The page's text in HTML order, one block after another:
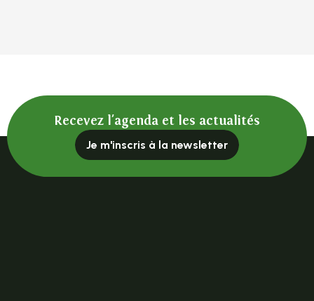
Recevez l'agenda et les actualités
Je m'inscris à la newsletter